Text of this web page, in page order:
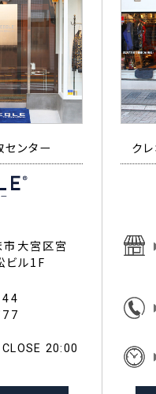
ンター
市大宮区宮
ル1F
20:00
ク